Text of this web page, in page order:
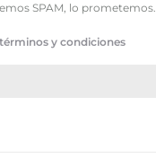
SPAM, lo prometemos.
y condiciones